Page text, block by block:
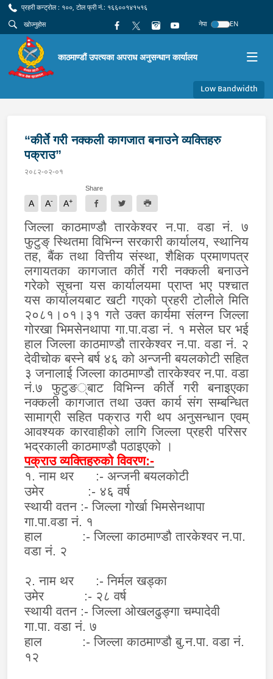
प्रहरी कन्ट्रोल : १००, टोल फ्री नं.: १६६००१४१५१६
नेपा
EN
काठमाण्डौं उपत्यका अपराध अनुसन्धान कार्यालय
Low Bandwidth
“कीर्ते गरी नक्कली कागजात बनाउने व्यक्तिहरु
पक्राउ”
२०८२-०२-०१
A A- A+
Share
जिल्ला काठमाण्डौ तारकेश्वर न.पा. वडा नं. ७
फुटुङ् स्थितमा विभिन्न सरकारी कार्यालय,स्थानिय
तह,बैंक तथा वित्तीय संस्था,शैक्षिक प्रमाणपत्र
लगायतका कागजात कीर्ते गरी नक्कली बनाउने
गरेको सूचना यस कार्यालयमा प्राप्‍त भए पश्चात
यस कार्यालयबाट खटी गएको प्रहरी टोलीले मिति
२०८१।०१।३१ गते उक्त कार्यमा संलग्न जिल्ला
गोरखा भिमसेनथापा गा.पा.वडा नं. १ मसेल घर भई
हाल जिल्ला काठमाण्डौ तारकेश्वर न.पा. वडा नं. २
देवीचोक बस्ने बर्ष ४६ को अन्जनी बयलकोटी सहित
३ जनालाई जिल्ला काठमाण्डौ तारकेश्वर न.पा. वडा
नं.७ फुटुङ्बाट विभिन्न कीर्ते गरी बनाइएका
नक्कली कागजात तथा उक्त कार्य संग सम्बन्धित
सामाग्री सहित पक्राउ गरी थप अनुसन्धान एवम्
आवश्यक कारवाहीको लागि जिल्ला प्रहरी परिसर
भद्रकाली काठमाण्डौ पठाइएको ।
पक्राउ व्यक्तिहरुको विवरण:-
१. नाम थर :- अन्जनी बयलकोटी
उमेर
:- ४६ वर्ष
स्थायी वतन :- जिल्ला गोर्खा भिमसेनथापा
गा.पा.वडा नं. १
हाल :-जिल्ला काठमाण्डौ तारकेश्वर न.पा.
वडा नं. २
२.नाम थर :-निर्मल खड्का
उमेर
:- २८ वर्ष
स्थायी वतन :- जिल्ला ओखलढुङ्गा चम्पादेवी
गा.पा. वडा नं. ७
हाल :-जिल्ला काठमाण्डौ बु.न.पा. वडा नं.
१२